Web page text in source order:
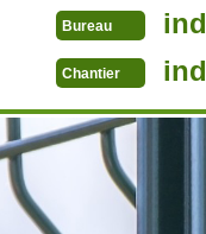
Bureau
Chantier